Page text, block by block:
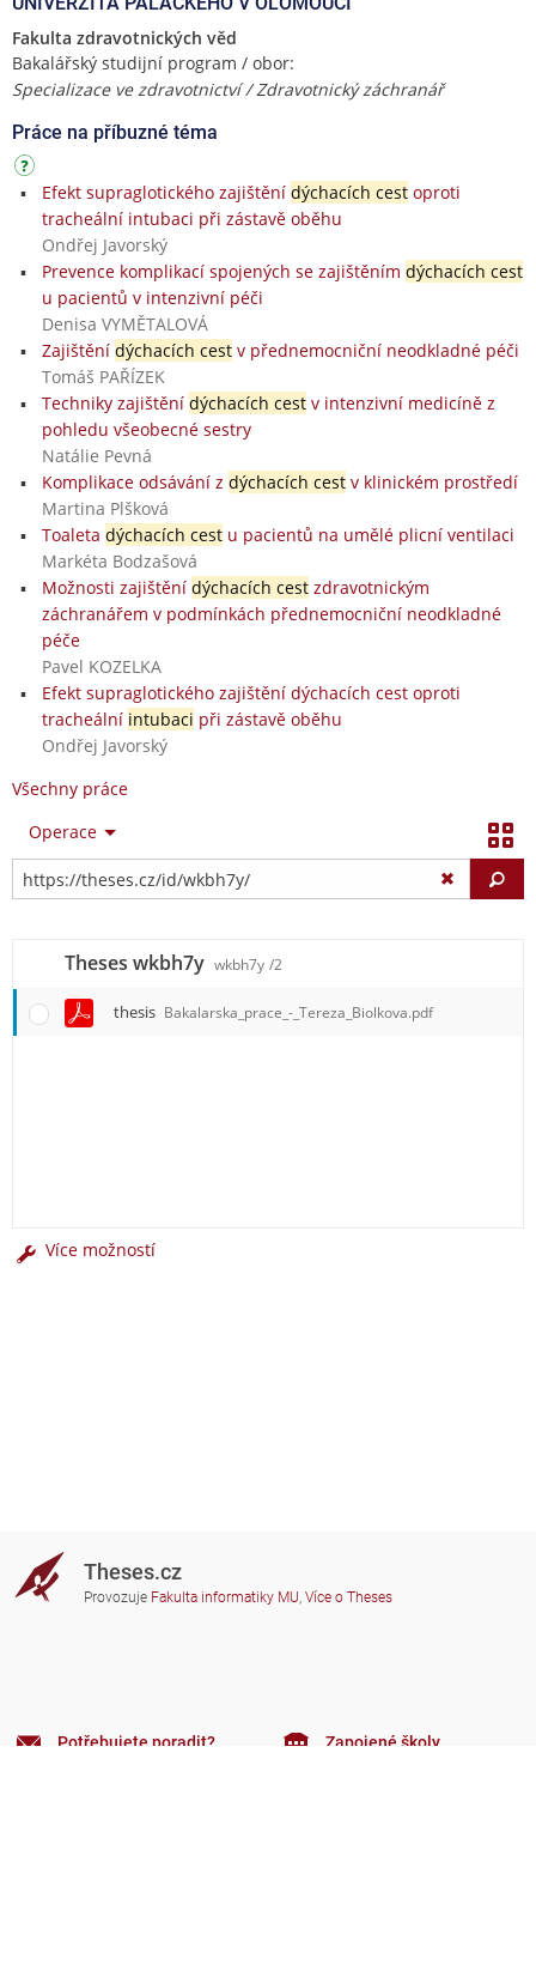
Fakulta zdravotnických věd
Bakalářský studijní program / obor:
Specializace ve zdravotnictví / Zdravotnický záchranář
Práce na příbuzné téma
Efekt supraglotického zajištění dýchacích cestoproti
tracheální intubaci při zástavě oběhu
Ondřej Javorský
Prevence komplikací spojených se zajištěním dýchacích cest
u pacientů v intenzivní péči
Denisa VYMĚTALOVÁ
Zajištění dýchacích cestv přednemocniční neodkladné péči
Tomáš PAŘÍZEK
Techniky zajištění dýchacích cestv intenzivní medicíně z
pohledu všeobecné sestry
Natálie Pevná
Komplikace odsávání z dýchacích cestv klinickém prostředí
Martina Plšková
Toaleta dýchacích cestu pacientů na umělé plicní ventilaci
Markéta Bodzašová
Možnosti zajištění dýchacích cestzdravotnickým
záchranářem v podmínkách přednemocniční neodkladné
péče
Pavel KOZELKA
Efekt supraglotického zajištění dýchacích cest oproti
tracheální intubaci při zástavě oběhu
Ondřej Javorský
Všechny práce
Operace
Theses wkbh7y wkbh7y /2
thesis Bakalarska_prace_-_Tereza_Biolkova.pdf
Více možností
Theses.cz
Provozuje Fakulta informatiky MU, Více o Theses
Potřebujete poradit? Zapojené školy